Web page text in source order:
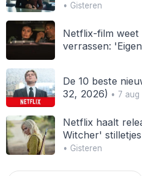
• Gisteren
Netflix-film weet
verrassen:
De 10 beste
32, 2026) • 7 aug
Netflix haalt
Witcher'
• Gisteren